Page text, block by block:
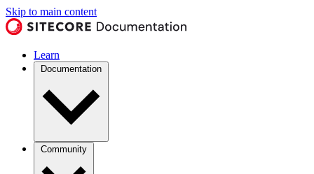
Skip to main content
Learn
Documentation
Community